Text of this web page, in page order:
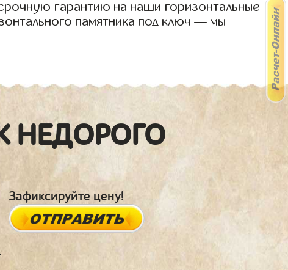
гарантию на наши горизонтальные
памятника под ключ — мы
НЕДОРОГО
Зафиксируйте цену!
.